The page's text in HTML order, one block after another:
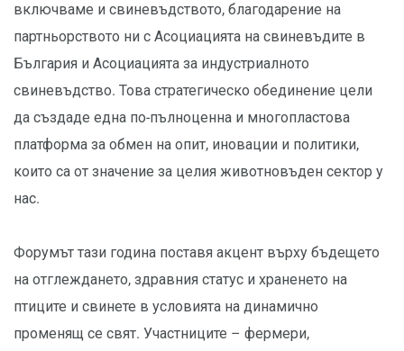
включваме и свиневъдството, благодарение на
партньорството ни с Асоциацията на свиневъдите в
България и Асоциацията за индустриалното
свиневъдство. Това стратегическо обединение цели
да създаде една по-пълноценна и многопластова
платформа за обмен на опит, иновации и политики,
които са от значение за целия животновъден сектор у
нас.
Форумът тази година поставя акцент върху бъдещето
на отглеждането, здравния статус и храненето на
птиците и свинете в условията на динамично
променящ се свят. Участниците – фермери,